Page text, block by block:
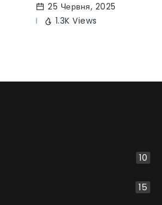
25 Червня, 2025
1.3K Views
10
15